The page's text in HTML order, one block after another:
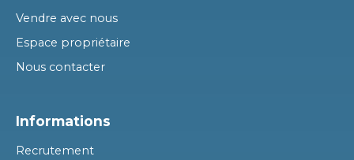
Vendre avec nous
Espace propriétaire
Nous contacter
Informations
Recrutement